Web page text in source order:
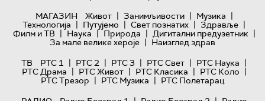
МАГАЗИН
Живот | Занимљивости | Музика |
Технологијa | Путујемо | Свет познатих | Здравље |
Филм и ТВ | Наука | Природа | Дигитални предузетник |
За мале велике хероје | Наизглед здрав
ТВ
РТС 1 | РТС 2 | РТС 3 | РТС Свет | РТС Наука |
РТС Драма | РТС Живот | РТС Класика | РТС Коло |
РТС Трезор | РТС Музика | РТС Полетарац